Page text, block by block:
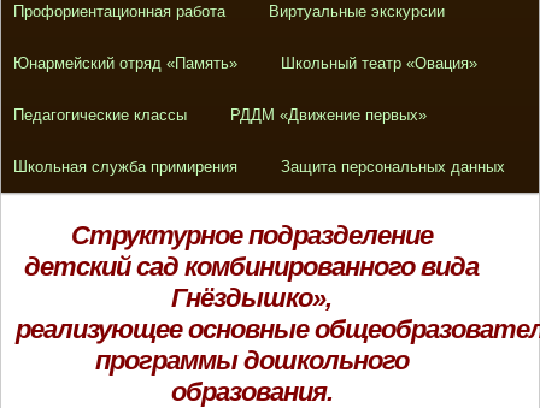
Профориентационная работа Виртуальные экскурсии
Юнармейский отряд «Память» Школьный театр «Овация»
Педагогические классы РДДМ «Движение первых»
Школьная служба примирения Защита персональных данных
Структурное подразделение
детский сад комбинированного вида
Гнёздышко»,
реализующее основные
программы дошкольного
образования.